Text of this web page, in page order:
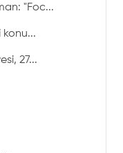
"Foc...
konu...
27...